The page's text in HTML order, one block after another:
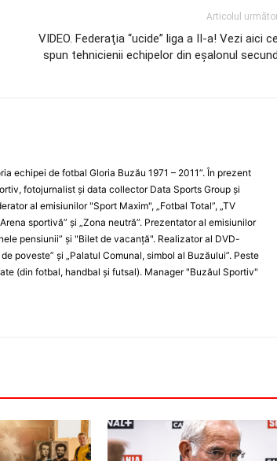
Articolul
VIDEO. Federaţia “ucide” liga a II-a! Vezi aici ce
spun tehnicienii echipelor din eşalonul secund
echipei de fotbal Gloria Buzău 1971 – 2011”. În prezent
fotojurnalist şi data collector Data Sports Group şi
al emisiunilor "Sport Maxim", „Fotbal Total”, „TV
sportivă” şi „Zona neutră”. Prezentator al emisiunilor
pensiunii” şi "Bilet de vacanţă". Realizator al DVD-
poveste” şi „Palatul Comunal, simbol al Buzăului”. Peste
(din fotbal, handbal şi futsal). Manager "Buzăul Sportiv"